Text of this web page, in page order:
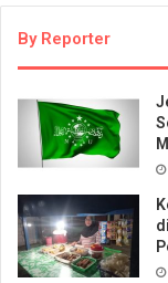
By Reporter